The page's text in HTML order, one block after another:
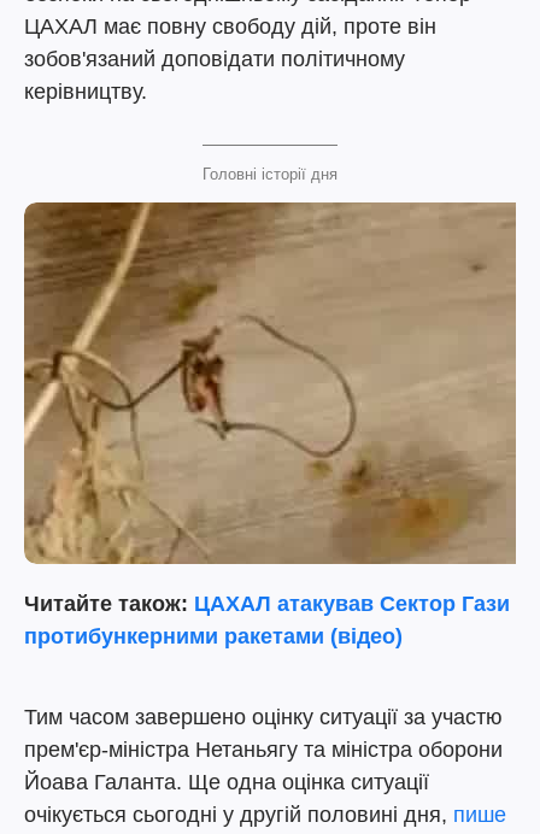
ЦАХАЛ має повну свободу дій, проте він
зобов'язаний доповідати політичному
керівництву.
Головні історії дня
Читайте також: ЦАХАЛ атакував Сектор Гази
протибункерними ракетами (відео)
Тим часом завершено оцінку ситуації за участю
прем'єр-міністра Нетаньягу та міністра оборони
Йоава Галанта. Ще одна оцінка ситуації
очікується сьогодні у другій половині дня, пише